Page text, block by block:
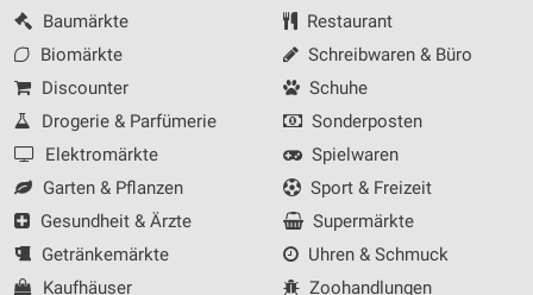
Baumärkte
Biomärkte
Discounter
Drogerie & Parfümerie
Elektromärkte
Garten & Pflanzen
Gesundheit & Ärzte
Getränkemärkte
Kaufhäuser
Restaurant
Schreibwaren & Büro
Schuhe
Sonderposten
Spielwaren
Sport & Freizeit
Supermärkte
Uhren & Schmuck
Zoohandlungen